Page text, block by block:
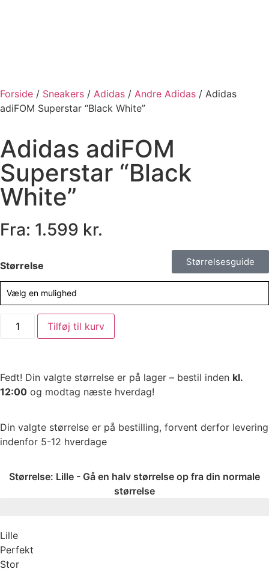
Forside / Sneakers / Adidas / Andre Adidas / Adidas
adiFOM Superstar “Black White”
Adidas adiFOM
Superstar “Black
White”
Fra: 1.599 kr.
Størrelsesguide
Størrelse
Vælg en mulighed
Tilføj til kurv
Fedt! Din valgte størrelse er på lager – bestil inden kl.
12:00 og modtag næste hverdag!
Din valgte størrelse er på bestilling, forvent derfor levering
indenfor 5-12 hverdage
Størrelse: Lille - Gå en halv størrelse op fra din normale
størrelse
Lille
Perfekt
Stor